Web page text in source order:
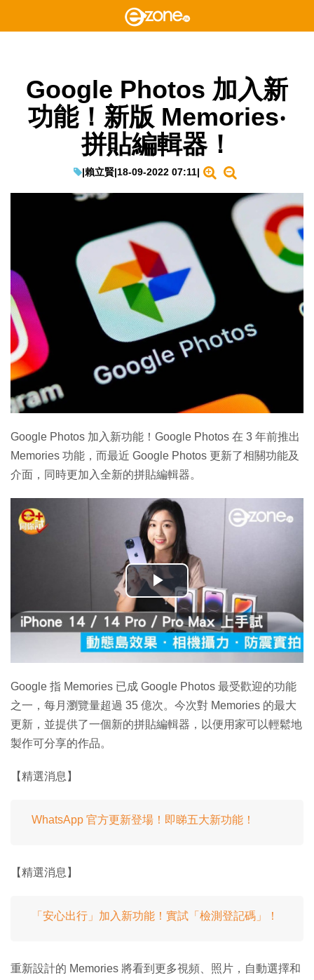
Google Photos 加入新
功能！新版 Memories‧
拼貼編輯器！
|賴立賢|18-09-2022 07:11|
Google Photos 加入新功能！Google Photos 在 3 年前推出
Memories 功能，而最近 Google Photos 更新了相關功能及
介面，同時更加入全新的拼貼編輯器。
播
放
影
片
Google 指 Memories 已成 Google Photos 最受歡迎的功能
之一，每月瀏覽量超過 35 億次。今次對 Memories 的最大
更新，並提供了一個新的拼貼編輯器，以便用家可以輕鬆地
製作可分享的作品。
【精選消息】
WhatsApp 官方更新登場！即睇五大新功能！
【精選消息】
「安心出行」加入新功能！實試「檢測登記碼」！
重新設計的 Memories 將看到更多視頻、照片，自動選擇和